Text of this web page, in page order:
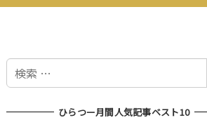
検
ひらつー月間人気記事ベスト10